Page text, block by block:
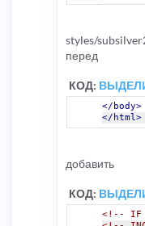
styles/
перед
КОД:
</body>
</html>
добавить
КОД:
<!-- IF